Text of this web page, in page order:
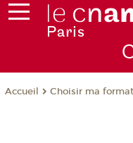
Accueil Choisir ma